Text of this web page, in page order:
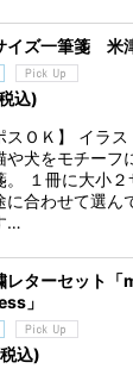
イズ一筆箋 米
込)
スＯＫ】 イラ
や犬をモチーフ
。 １冊に大小
に合わせて選ん
…
レターセット
」
込)